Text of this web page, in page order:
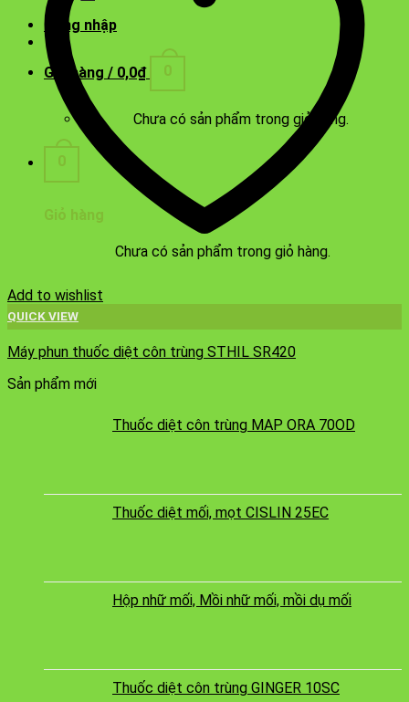
Đăng nhập
Giỏ hàng / 0,0₫ 0
Chưa có sản phẩm trong giỏ hàng.
0
Giỏ hàng
Chưa có sản phẩm trong giỏ hàng.
Add to wishlist
QUICK VIEW
Máy phun thuốc diệt côn trùng STHIL SR420
Sản phẩm mới
Thuốc diệt côn trùng MAP ORA 70OD
Thuốc diệt mối, mọt CISLIN 25EC
Hộp nhữ mối, Mồi nhữ mối, mồi dụ mối
Thuốc diệt côn trùng GINGER 10SC